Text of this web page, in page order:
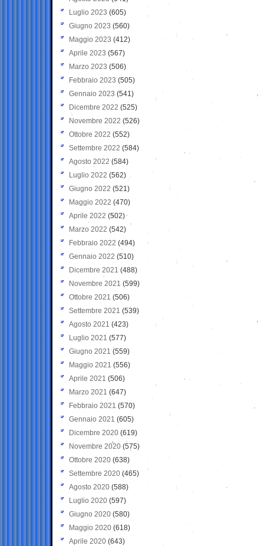
Luglio 2023 (605)
Giugno 2023 (560)
Maggio 2023 (412)
Aprile 2023 (567)
Marzo 2023 (506)
Febbraio 2023 (505)
Gennaio 2023 (541)
Dicembre 2022 (525)
Novembre 2022 (526)
Ottobre 2022 (552)
Settembre 2022 (584)
Agosto 2022 (584)
Luglio 2022 (562)
Giugno 2022 (521)
Maggio 2022 (470)
Aprile 2022 (502)
Marzo 2022 (542)
Febbraio 2022 (494)
Gennaio 2022 (510)
Dicembre 2021 (488)
Novembre 2021 (599)
Ottobre 2021 (506)
Settembre 2021 (539)
Agosto 2021 (423)
Luglio 2021 (577)
Giugno 2021(559)
Maggio 2021 (556)
Aprile 2021 (506)
Marzo 2021 (647)
Febbraio 2021 (570)
Gennaio 2021 (605)
Dicembre 2020 (619)
Novembre 2020 (575)
Ottobre 2020 (638)
Settembre 2020(465)
Agosto 2020 (588)
Luglio 2020 (597)
Giugno 2020 (580)
Maggio 2020 (618)
Aprile 2020 (643)